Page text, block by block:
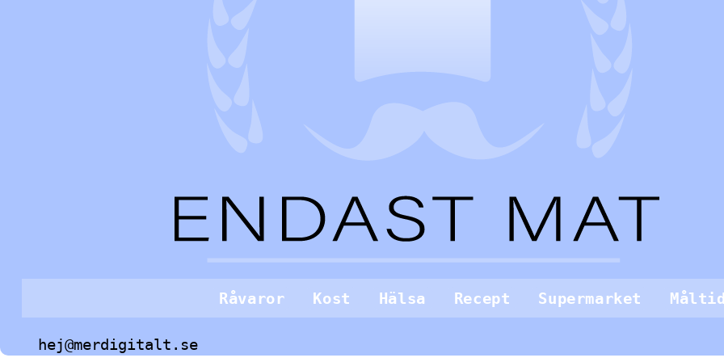
Råvaror Kost Hälsa Recept Supermarket
hej@merdigitalt.se